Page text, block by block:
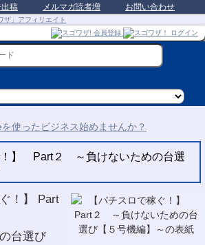
出稿 メルマガ読者増 お問い合わせ
！】 Part２ ～負けないための台選
！】 Part
台選び